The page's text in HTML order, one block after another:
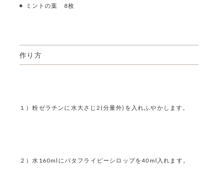
ミントの葉 8枚
作り方
１）粉ゼラチンに水大さじ2(分量外)を入れふやかします。
２）水160mlにバタフライピーシロップを40ml入れます。